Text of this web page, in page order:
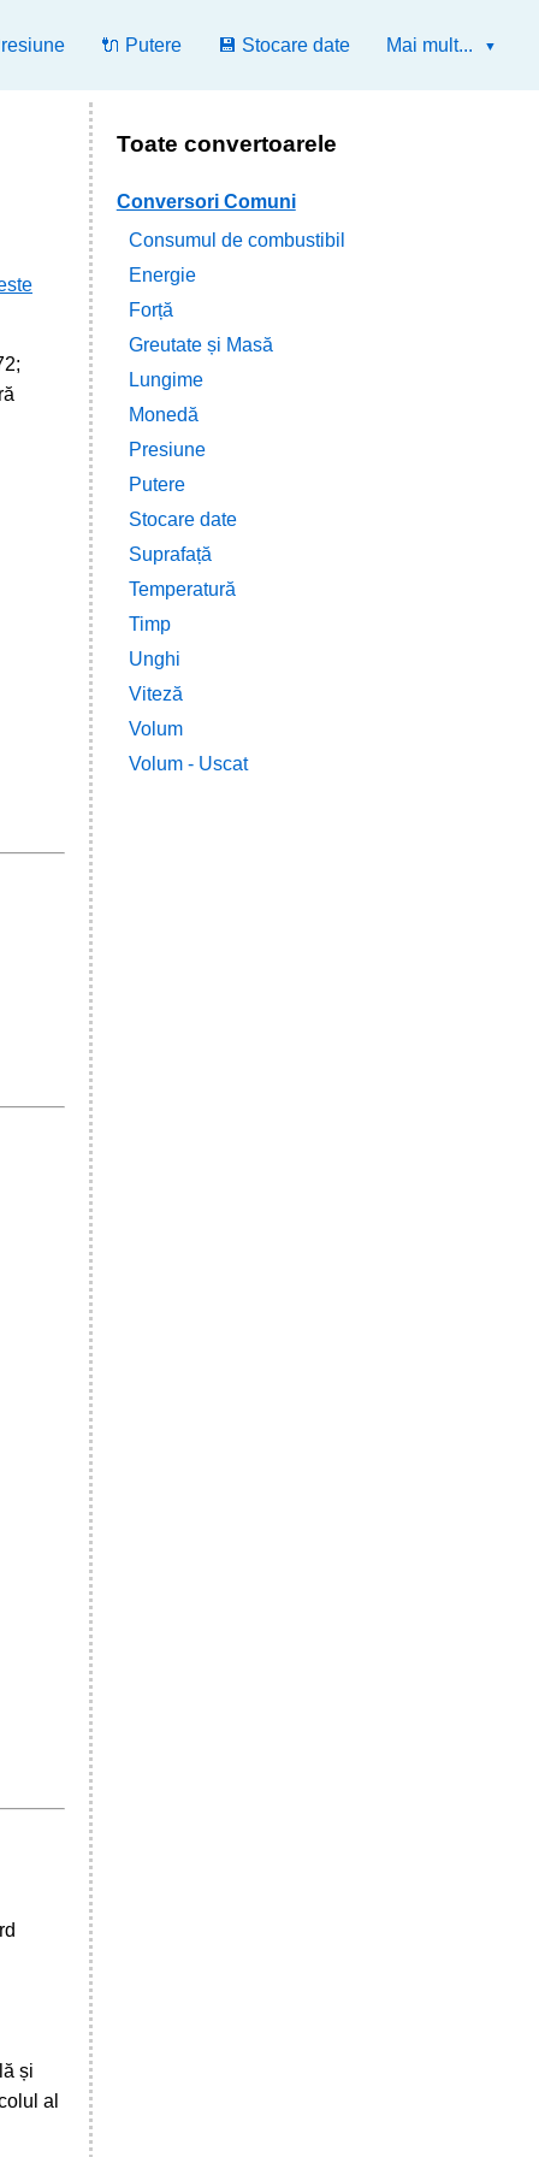
🔌 Putere 💾 Stocare date Mai mult...
și
al
Toate convertoarele
Conversori Comuni
Consumul de combustibil
Energie
Forță
Greutate și Masă
Lungime
Monedă
Presiune
Putere
Stocare date
Suprafață
Temperatură
Timp
Unghi
Viteză
Volum
Volum - Uscat